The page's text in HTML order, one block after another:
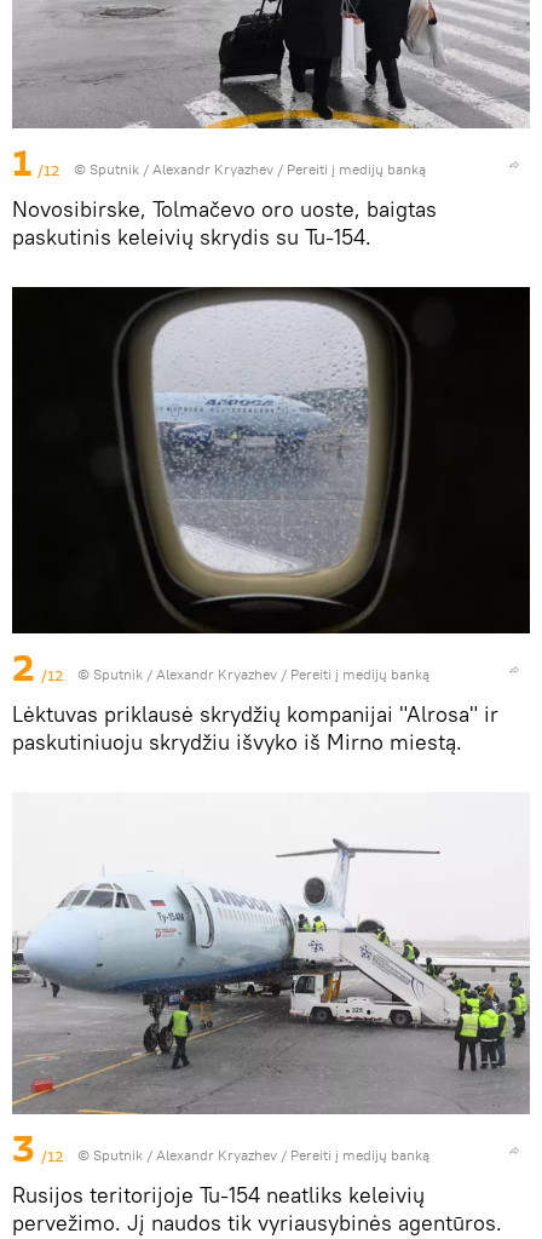
1 /12 © Sputnik / Alexandr Kryazhev / Pereiti į medijų banką
Novosibirske, Tolmačevo oro uoste, baigtas
paskutinis keleivių skrydis su Tu-154.
2 /12 © Sputnik / Alexandr Kryazhev / Pereiti į medijų banką
Lėktuvas priklausė skrydžių kompanijai "Alrosa" ir
paskutiniuoju skrydžiu išvyko iš Mirno miestą.
3 /12 © Sputnik / Alexandr Kryazhev / Pereiti į medijų banką
Rusijos teritorijoje Tu-154 neatliks keleivių
pervežimo. Jį naudos tik vyriausybinės agentūros.